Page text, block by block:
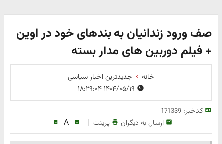
صف ورود زندانیان به بندهای خود در اوین
+ فیلم دوربین های مدار بسته
خانه
جدیدترین اخبار سیاسی
کدخبر:171339
ارسال به دیگران پرینت |
A